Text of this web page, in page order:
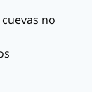
no